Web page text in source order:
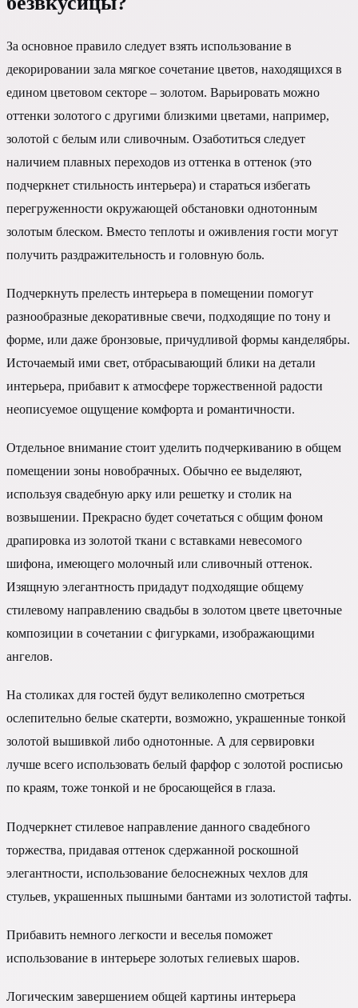
За основное правило следует взять использование в
декорировании зала мягкое сочетание цветов, находящихся в
едином цветовом секторе – золотом. Варьировать можно
оттенки золотого с другими близкими цветами, например,
золотой с белым или сливочным. Озаботиться следует
наличием плавных переходов из оттенка в оттенок (это
подчеркнет стильность интерьера) и стараться избегать
перегруженности окружающей обстановки однотонным
золотым блеском. Вместо теплоты и оживления гости могут
получить раздражительность и головную боль.
Подчеркнуть прелесть интерьера в помещении помогут
разнообразные декоративные свечи, подходящие по тону и
форме, или даже бронзовые, причудливой формы канделябры.
Источаемый ими свет, отбрасывающий блики на детали
интерьера, прибавит к атмосфере торжественной радости
неописуемое ощущение комфорта и романтичности.
Отдельное внимание стоит уделить подчеркиванию в общем
помещении зоны новобрачных. Обычно ее выделяют,
используя свадебную арку или решетку и столик на
возвышении. Прекрасно будет сочетаться с общим фоном
драпировка из золотой ткани с вставками невесомого
шифона, имеющего молочный или сливочный оттенок.
Изящную элегантность придадут подходящие общему
стилевому направлению свадьбы в золотом цвете цветочные
композиции в сочетании с фигурками, изображающими
ангелов.
На столиках для гостей будут великолепно смотреться
ослепительно белые скатерти, возможно, украшенные тонкой
золотой вышивкой либо однотонные. А для сервировки
лучше всего использовать белый фарфор с золотой росписью
по краям, тоже тонкой и не бросающейся в глаза.
Подчеркнет стилевое направление данного свадебного
торжества, придавая оттенок сдержанной роскошной
элегантности, использование белоснежных чехлов для
стульев, украшенных пышными бантами из золотистой тафты.
Прибавить немного легкости и веселья поможет
использование в интерьере золотых гелиевых шаров.
Логическим завершением общей картины интерьера